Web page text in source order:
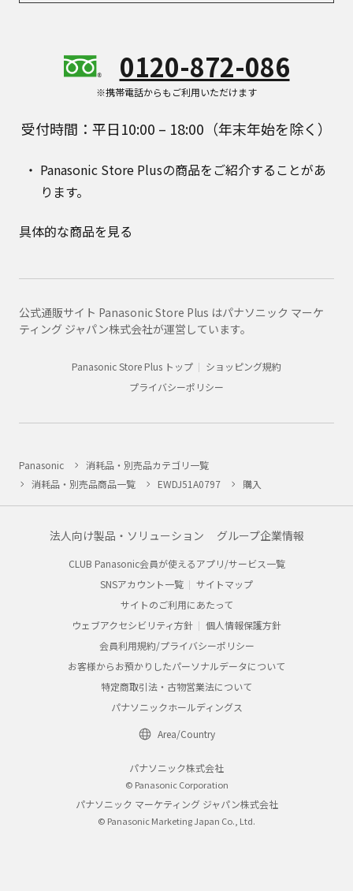
0120-872-086
※携帯電話からもご利用いただけます
受付時間：平日10:00 – 18:00（年末年始を除く）
Panasonic Store Plusの商品をご紹介することがあ
ります。
具体的な商品を見る
公式通販サイト Panasonic Store Plus はパナソニック マーケ
ティング ジャパン株式会社が運営しています。
Panasonic Store Plus トップ
ショッピング規約
プライバシーポリシー
Panasonic
消耗品・別売品カテゴリ一覧
消耗品・別売品商品一覧
EWDJ51A0797 購入
法人向け製品・ソリューション グループ企業情報
CLUB Panasonic会員が使えるアプリ/サービス一覧
SNSアカウント一覧
サイトマップ
サイトのご利用にあたって
ウェブアクセシビリティ方針
個人情報保護方針
会員利用規約/プライバシーポリシー
お客様からお預かりしたパーソナルデータについて
特定商取引法・古物営業法について
パナソニックホールディングス
Area/Country
パナソニック株式会社
© Panasonic Corporation
パナソニック マーケティング ジャパン株式会社
© Panasonic Marketing Japan Co., Ltd.